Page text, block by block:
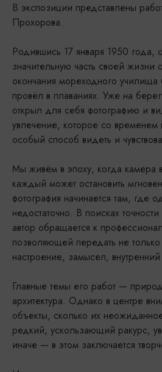
В экспозиции представлены
Прохорова.
Родившись 17 января 1950 года,
значительную часть своей
окончания мореходного училища
провёл в плаваниях. Уже на
открыл для себя фотографию и
увлечение, которое со временем
особый способ видеть и
Мы живём в эпоху, когда камера
каждый может остановить
фотография начинается там, где
недостаточно. В поисках
автор обращается к
позволяющей передать не
настроение, замысел,
Главные темы его работ —
архитектура. Однако в центре
объекты, сколько их
редкий, ускользающий ракурс,
иначе — в этом заключается